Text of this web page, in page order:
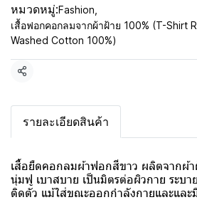
หมวดหมู่:Fashion
เสื้อฟอกคอกลมจากผ้าฝ้าย 100% (T-Shirt
Washed Cotton 100%)
แชร์
รายละเอียดสินค้า
เสื้อยืดคอกลมผ้าฟอกสีขาว ผลิตจากผ้า
นุ่มฟู เบาสบาย เป็นมิตรต่อผิวกาย ระบา
ติดตัว แม้ใส่ขณะออกกำลังกายและและ